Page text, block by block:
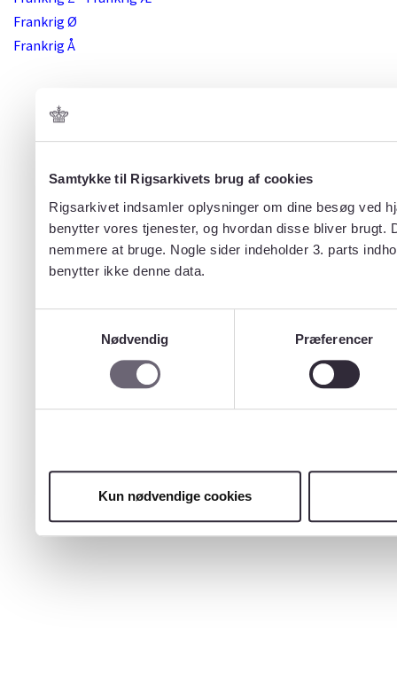
Samtykke til Rigsarkivets brug af cookies
Rigsarkivet indsamler oplysninger om dine besøg ved
benytter vores tjenester, og hvordan disse bliver
nemmere at bruge. Nogle sider indeholder 3. parts
benytter ikke denne data.
Nødvendig
Præferencer
Kun nødvendige cookies
Frankrig Ø
Frankrig Å